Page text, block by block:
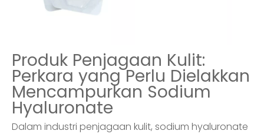
Produk Penjagaan Kulit:
Perkara yang Perlu Dielakkan
Mencampurkan Sodium
Hyaluronate
Dalam industri penjagaan kulit, sodium hyaluronate